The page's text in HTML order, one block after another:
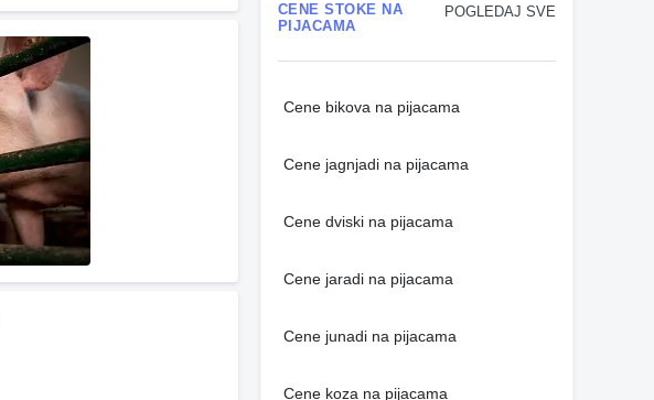
POGLEDAJ SVE
CENE STOKE NA
PIJACAMA
Cene bikova na pijacama
Cene jagnjadi na pijacama
Cene dviski na pijacama
Cene jaradi na pijacama
Cene junadi na pijacama
Cene koza na pijacama